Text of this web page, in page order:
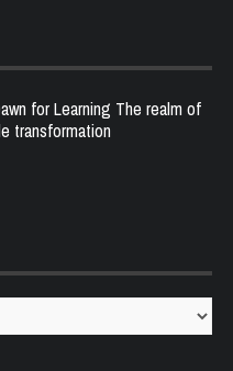
for Learning The realm of
transformation